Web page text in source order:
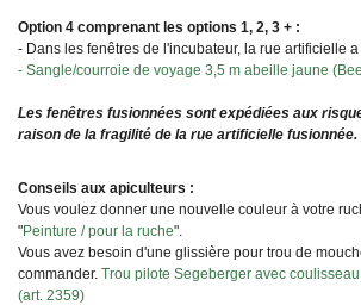
Option 4 comprenant les options 1, 2, 3 + :
- Dans les fenêtres de l'incubateur, la rue artificielle
- Sangle/courroie de voyage 3,5 m abeille jaune
Les fenêtres fusionnées sont expédiées aux
raison de la fragilité de la rue artificielle fusionnée.
Conseils aux apiculteurs :
Vous voulez donner une nouvelle couleur à votre
"Peinture / pour la ruche".
Vous avez besoin d'une glissière pour trou de
commander. Trou pilote Segeberger avec
(art. 2359)